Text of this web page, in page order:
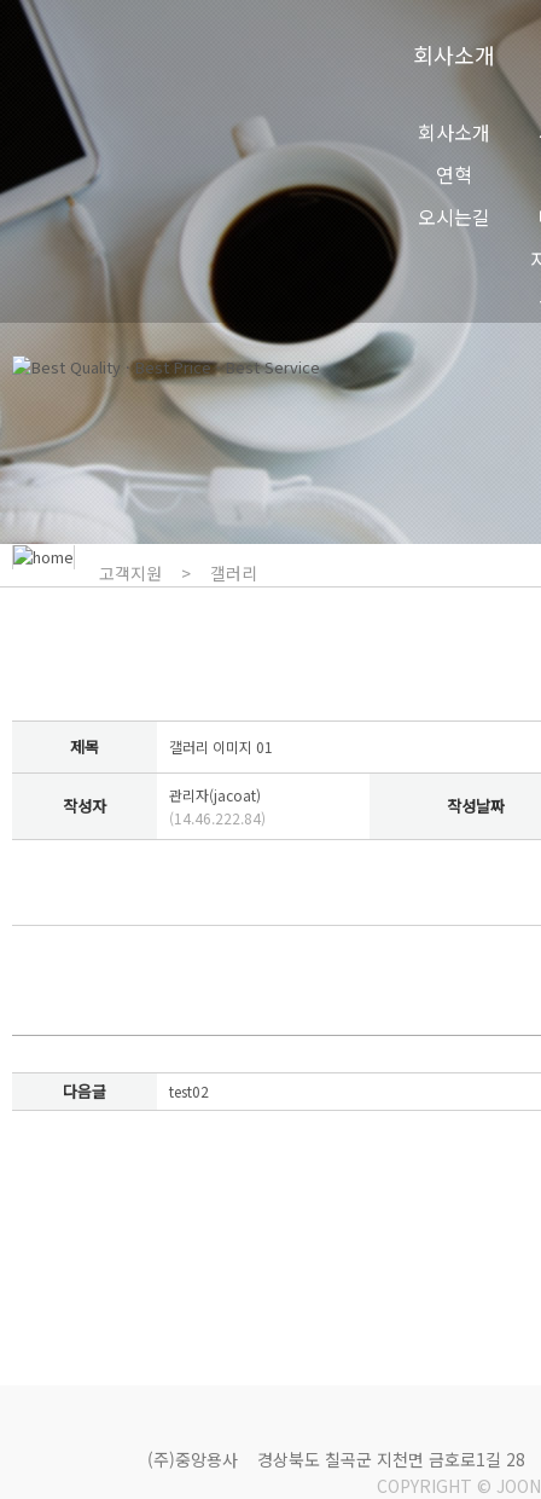
회사소개
회사소개
연혁
오시는길
고객지원 > 갤러리
제목 갤러리 이미지 01
작성자
관리자(jacoat)
(14.46.222.84)
작성날짜
다음글 test02
(주)중앙용사
경상북도 칠곡군 지천면 금호로1길 28
COPYRIGHT ©